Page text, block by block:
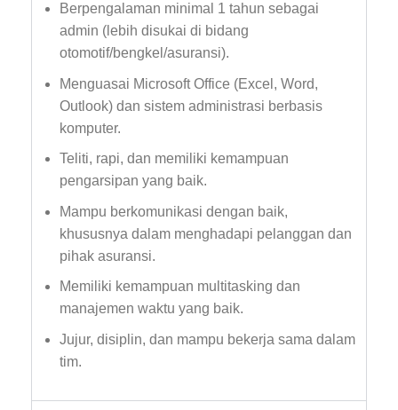
Berpengalaman minimal 1 tahun sebagai
admin (lebih disukai di bidang
otomotif/bengkel/asuransi).
Menguasai Microsoft Office (Excel, Word,
Outlook) dan sistem administrasi berbasis
komputer.
Teliti, rapi, dan memiliki kemampuan
pengarsipan yang baik.
Mampu berkomunikasi dengan baik,
khususnya dalam menghadapi pelanggan dan
pihak asuransi.
Memiliki kemampuan multitasking dan
manajemen waktu yang baik.
Jujur, disiplin, dan mampu bekerja sama dalam
tim.